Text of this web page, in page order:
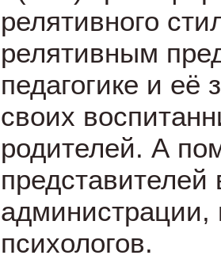
релятивного
релятивным
педагогике и её
своих
родителей. А
администрации,
психологов.